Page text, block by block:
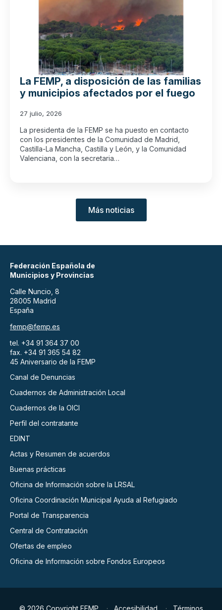
La FEMP, a disposición de las familias
y municipios afectados por el fuego
27 julio, 2026
La presidenta de la FEMP se ha puesto en contacto
con los presidentes de la Comunidad de Madrid,
Castilla-La Mancha, Castilla y León, y la Comunidad
Valenciana, con la secretaria…
Más noticias
Federación Española de
Municipios y Provincias
Calle Nuncio, 8
28005 Madrid
España
femp@femp.es
tel. +34 91 364 37 00
fax. +34 91 365 54 82
45 Aniversario de la FEMP
Canal de Denuncias
Cuadernos de Administración Local
Cuadernos de la OICI
Perfil del contratante
EDINT
Actas y Resumen de acuerdos
Buenas prácticas
Oficina de Información sobre la LRSAL
Oficina Coordinación Municipal Ayuda al Refugiado
Portal de Transparencia
Central de Contratación
Ofertas de empleo
Oficina de Información sobre Fondos Europeos